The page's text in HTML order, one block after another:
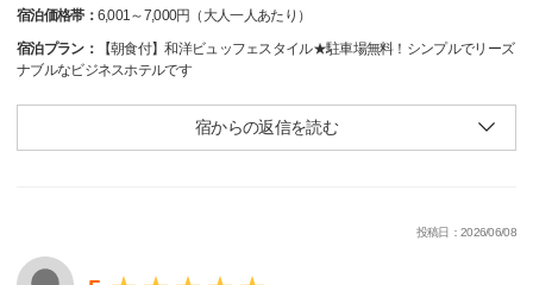
宿泊価格帯： 6,001～7,000円（大人一人あたり）
宿泊プラン：
【朝食付】和洋ビュッフェスタイル★駐車場無料！シンプルでリーズ
ナブルなビジネスホテルです
宿からの返信を読む
投稿日：2026/06/08